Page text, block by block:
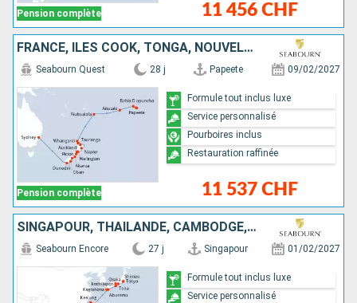
Pension complète 11 456 CHF
FRANCE, ÎLES COOK, TONGA, NOUVELLE-ZÉLANDE, AUSTRALIE
Pension complète
Seabourn Quest 28 j Papeete 09/02/2027
11 537 CHF
Formule tout inclus luxe
Service personnalisé
Pourboires inclus
Restauration raffinée
SINGAPOUR, THAÏLANDE, CAMBODGE, VIETNAM, CHINE, TAÏWAN, JAPON
Seabourn Encore 27 j Singapour 01/02/2027
Formule tout inclus luxe
Service personnalisé